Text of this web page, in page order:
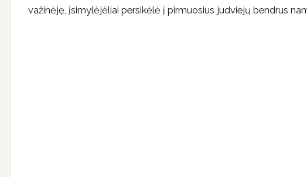
važinėję, įsimylėjėliai persikėlė į pirmuosius judviejų bendrus